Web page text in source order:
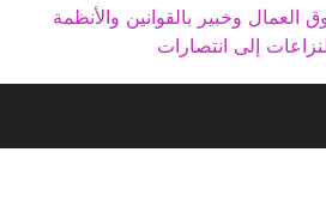
وخبير بالقوانين والأنظمة
إلى انتصارات